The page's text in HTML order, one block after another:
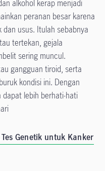
alkohol kerap menjadi
peranan besar karena
usus. Itulah sebabnya
tertekan, gejala
sering muncul.
gangguan tiroid, serta
kondisi ini. Dengan
dapat lebih berhati-hati
Genetik untuk Kanker